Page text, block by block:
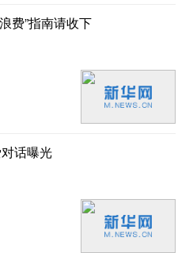
费”指南请收下
话曝光